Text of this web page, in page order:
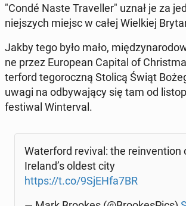
"Condé Naste Tra­vel­ler" uznał je za
niej­szych miejsc w całej Wiel­kiej
Jakby tego było mało,
ne przez Eu­ro­pe­an Capital of
ter­ford te­go­rocz­ną Stolicą Świąt
uwagi na od­by­wa­ją­cy się tam od
fe­sti­wal Win­te­rval.
Wa­ter­ford revival: the re­inven­tion
Ireland’s oldest city
https://t.co/9SjEHfa7BR